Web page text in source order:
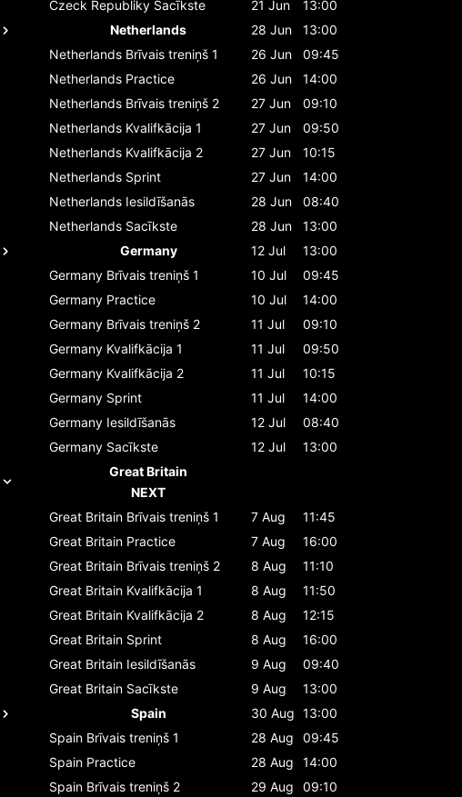
Czeck Republiky Sacīkste 21 Jun
13:00
Netherlands
28 Jun
13:00
Netherlands Brīvais treniņš 1 26 Jun
09:45
Netherlands Practice 26 Jun
14:00
Netherlands Brīvais treniņš 2 27 Jun
09:10
Netherlands Kvalifkācija 1 27 Jun
09:50
Netherlands Kvalifkācija 2 27 Jun
10:15
Netherlands Sprint 27 Jun
14:00
Netherlands Iesildīšanās 28 Jun
08:40
Netherlands Sacīkste 28 Jun
13:00
Germany
12 Jul
13:00
Germany Brīvais treniņš 1 10 Jul
09:45
Germany Practice 10 Jul
14:00
Germany Brīvais treniņš 2 11 Jul
09:10
Germany Kvalifkācija 1 11 Jul
09:50
Germany Kvalifkācija 2 11 Jul
10:15
Germany Sprint 11 Jul
14:00
Germany Iesildīšanās 12 Jul
08:40
Germany Sacīkste 12 Jul
13:00
Great Britain
NEXT
Great Britain Brīvais treniņš 1 7 Aug
11:45
Great Britain Practice 7 Aug
16:00
Great Britain Brīvais treniņš 2 8 Aug
11:10
Great Britain Kvalifkācija 1 8 Aug
11:50
Great Britain Kvalifkācija 2 8 Aug
12:15
Great Britain Sprint 8 Aug
16:00
Great Britain Iesildīšanās 9 Aug
09:40
Great Britain Sacīkste 9 Aug
13:00
Spain
30 Aug 13:00
Spain Brīvais treniņš 1 28 Aug
09:45
Spain Practice 28 Aug
14:00
Spain Brīvais treniņš 2 29 Aug 09:10